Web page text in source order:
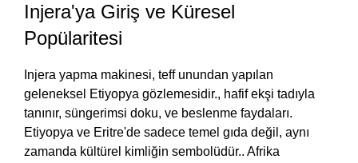
Injera'ya Giriş ve Küresel
Popülaritesi
Injera yapma makinesi, teff unundan yapılan
geleneksel Etiyopya gözlemesidir., hafif ekşi tadıyla
tanınır, süngerimsi doku, ve beslenme faydaları.
Etiyopya ve Eritre'de sadece temel gıda değil, aynı
zamanda kültürel kimliğin sembolüdür.. Afrika